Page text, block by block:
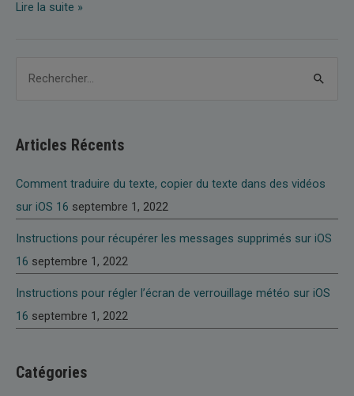
L’intelligence
mots
Lire la suite »
h
r
c
r
Articles Récents
Comment traduire du texte, copier du texte dans des vidéos
sur iOS 16 septembre 1, 2022
Instructions pour récupérer les messages supprimés sur iOS
16 septembre 1, 2022
Instructions pour régler l’écran de verrouillage météo sur iOS
16 septembre 1, 2022
Catégories